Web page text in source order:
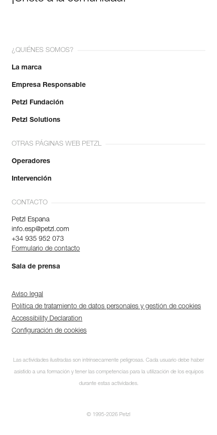
¿QUIÉNES SOMOS?
La marca
Empresa Responsable
Petzl Fundación
Petzl Solutions
OTRAS PÁGINAS WEB PETZL
Operadores
Intervención
CONTACTO
Petzl Espana
info.esp@petzl.com
+34 935 952 073
Formulario de contacto
Sala de prensa
Aviso legal
Política de tratamiento de datos personales y gestión de cookies
Accessibility Declaration
Configuración de cookies
Las actividades ilustradas son intrínsecamente peligrosas. Cada usuario debe haber
asistido a una formación y tener las competencias para la utilización de los equipos
durante estas actividades.
© 1995-2026 Petzl